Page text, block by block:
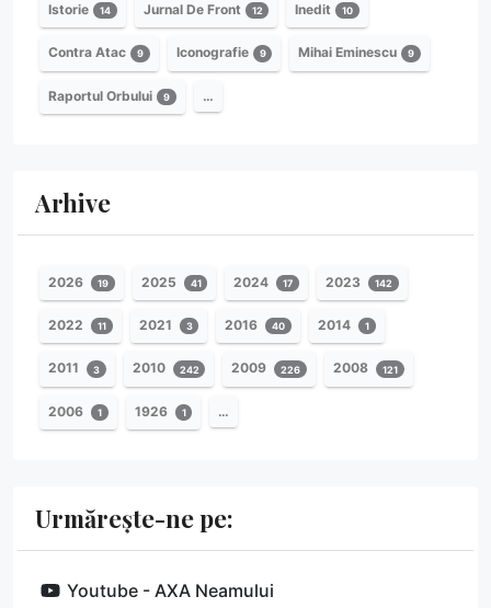
Istorie 14 Jurnal De Front 12 Inedit 10
Contra Atac 9 Iconografie 9 Mihai Eminescu 9
Raportul Orbului 9 …
Arhive
2026 19 2025 41 2024 17 2023 142
2022 11 2021 3 2016 40 2014 1
2011 3 2010 242 2009 226 2008 121
2006 1 1926 1 …
Urmărește-ne pe:
Youtube - AXA Neamului